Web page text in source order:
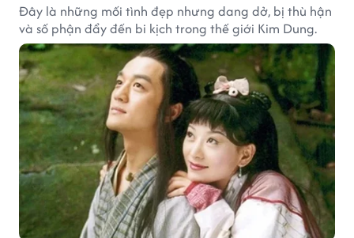
Đây là những mối tình đẹp nhưng dang dở, bị thù hận
và số phận đẩy đến bi kịch trong thế giới Kim Dung.